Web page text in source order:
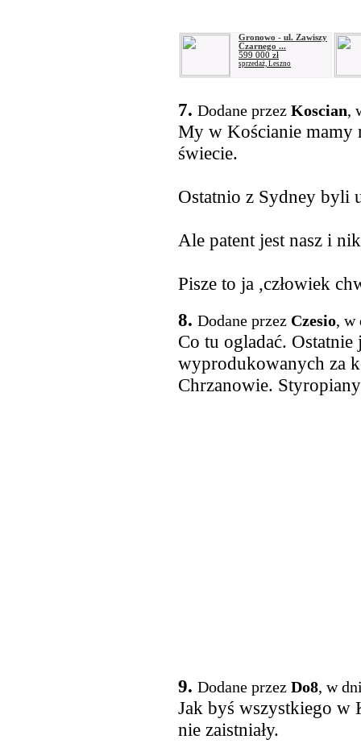
Gronowo - ul. Zawiszy
Czarnego ...
599 000 zł
sprzedaż, Leszno
7. Dodane przez Koscian,
My w Kościanie mamy
świecie.
Ostatnio z Sydney byli
Ale patent jest nasz i
Pisze to ja ,człowiek
8. Dodane przez Czesio, w
Co tu ogladać.
wyprodukowanych za
Chrzanowie.
9. Dodane przez Do8, w
Jak byś wszystkiego w
nie zaistniały.